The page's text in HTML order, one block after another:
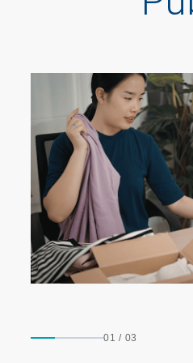
01 / 03